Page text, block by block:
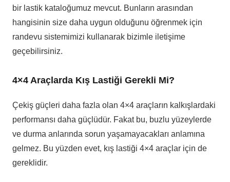
bir lastik kataloğumuz mevcut. Bunların arasından
hangisinin size daha uygun olduğunu öğrenmek için
randevu sistemimizi kullanarak bizimle iletişime
geçebilirsiniz.
4×4 Araçlarda Kış Lastiği Gerekli Mi?
Çekiş güçleri daha fazla olan 4×4 araçların kalkışlardaki
performansı daha güçlüdür. Fakat bu, buzlu yüzeylerde
ve durma anlarında sorun yaşamayacakları anlamına
gelmez. Bu yüzden evet, kış lastiği 4×4 araçlar için de
gereklidir.